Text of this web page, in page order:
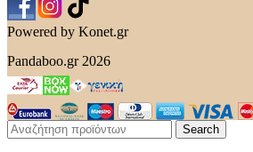
Powered by Konet.gr
Pandaboo.gr 2026
Search